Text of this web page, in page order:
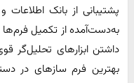
پشتیبانی از بانک
به‌دست‌آمده از تکمیل
داشتن ابزارهای تحلیل‌گر
بهترین فرم سازهای در